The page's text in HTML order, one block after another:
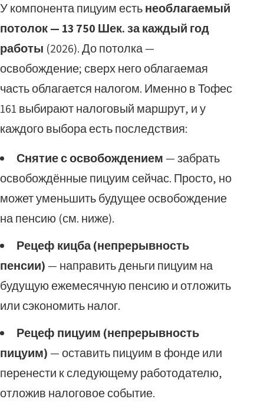
У компонента пицуим естьнеоблагаемый
потолок — 13 750 Шек. за каждый год
работы (2026). До потолка —
освобождение; сверх него облагаемая
часть облагается налогом. Именно в Тофес
161 выбирают налоговый маршрут, и у
каждого выбора есть последствия:
Снятие с освобождением — забрать
освобождённые пицуим сейчас. Просто, но
может уменьшить будущее освобождение
на пенсию (см. ниже).
Рецеф кицба (непрерывность
пенсии) — направить деньги пицуим на
будущую ежемесячную пенсию и отложить
или сэкономить налог.
Рецеф пицуим (непрерывность
пицуим) — оставить пицуим в фонде или
перенести к следующему работодателю,
отложив налоговое событие.